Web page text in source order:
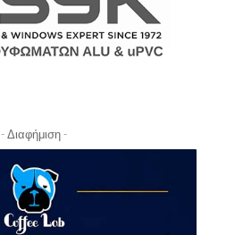
- Διαφήμιση -